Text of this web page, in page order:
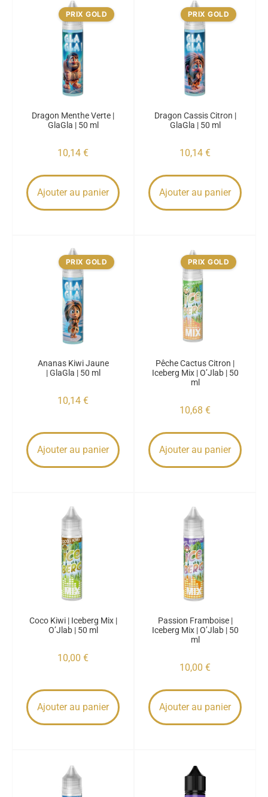
PRIX GOLD
Dragon Menthe Verte |
GlaGla | 50 ml
10,14 €
Ajouter au panier
PRIX GOLD
Dragon Cassis Citron |
GlaGla | 50 ml
10,14 €
Ajouter au panier
PRIX GOLD
Ananas Kiwi Jaune
| GlaGla | 50 ml
10,14 €
Ajouter au panier
PRIX GOLD
Pêche Cactus Citron |
Iceberg Mix | O’Jlab | 50
ml
10,68 €
Ajouter au panier
Coco Kiwi | Iceberg Mix |
O’Jlab | 50 ml
10,00 €
Ajouter au panier
Passion Framboise |
Iceberg Mix | O’Jlab | 50
ml
10,00 €
Ajouter au panier